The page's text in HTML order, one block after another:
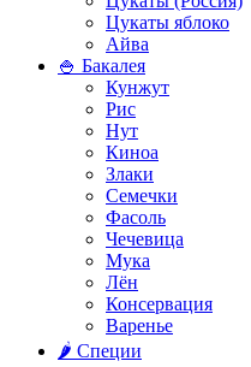
Цукаты яблоко
Айва
🍚 Бакалея
Кунжут
Рис
Нут
Киноа
Злаки
Семечки
Фасоль
Чечевица
Мука
Лён
Консервация
Варенье
🌶️ Специи